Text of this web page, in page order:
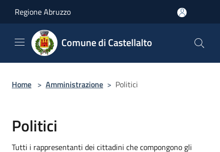
Regione Abruzzo
Comune di Castellalto
Home > Amministrazione > Politici
Politici
Tutti i rappresentanti dei cittadini che compongono gli